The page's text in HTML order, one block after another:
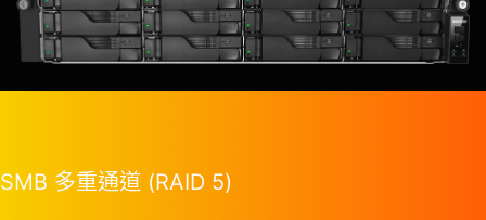
SMB 多重通道 (RAID 5)